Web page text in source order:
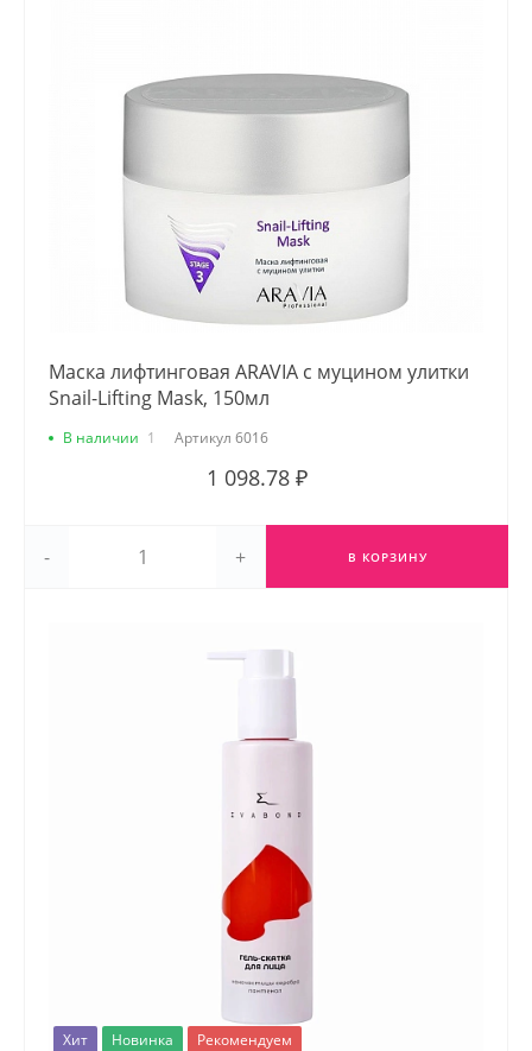
Маска лифтинговая ARAVIA с муцином улитки
Snail-Lifting Mask, 150мл
В наличии 1 Артикул 6016
1 098.78 ₽
- + В КОРЗИНУ
Хит Новинка Рекомендуем